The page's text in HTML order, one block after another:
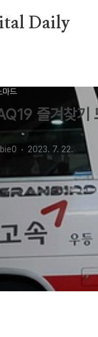
Daily
마드
즐겨찾기
2023. 7. 22.